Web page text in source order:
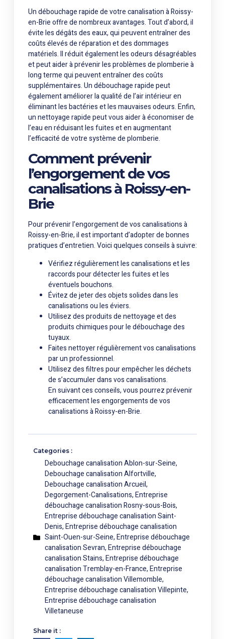
Un débouchage rapide de votre canalisation à Roissy-
en-Brie offre de nombreux avantages. Tout d’abord, il
évite les dégâts des eaux, qui peuvent entraîner des
coûts élevés de réparation et des dommages
matériels. Il réduit également les odeurs désagréables
et peut aider à prévenir les problèmes de plomberie à
long terme qui peuvent entraîner des coûts
supplémentaires. Un débouchage rapide peut
également améliorer la qualité de l’air intérieur en
éliminant les bactéries et les mauvaises odeurs. Enfin,
un nettoyage rapide peut vous aider à économiser de
l’eau en réduisant les fuites et en augmentant
l’efficacité de votre système de plomberie.
Comment prévenir
l’engorgement de vos
canalisations à Roissy-en-
Brie
Pour prévenir l’engorgement de vos canalisations à
Roissy-en-Brie, il est important d’adopter de bonnes
pratiques d’entretien. Voici quelques conseils à suivre:
Vérifiez régulièrement les canalisations et les
raccords pour détecter les fuites et les
éventuels bouchons.
Évitez de jeter des objets solides dans les
canalisations ou les éviers.
Utilisez des produits de nettoyage et des
produits chimiques pour le débouchage des
tuyaux.
Faites nettoyer régulièrement vos canalisations
par un professionnel.
Utilisez des filtres pour empêcher les déchets
de s’accumuler dans vos canalisations.
En suivant ces conseils, vous pourrez prévenir
efficacement les engorgements de vos
canalisations à Roissy-en-Brie.
Categories :
Debouchage canalisation Ablon-sur-Seine,
Debouchage canalisation Alfortville,
Debouchage canalisation Arcueil,
Degorgement-Canalisations,Entreprise
débouchage canalisation Rosny-sous-Bois,
Entreprise débouchage canalisation Saint-
Denis,Entreprise débouchage canalisation
Saint-Ouen-sur-Seine,Entreprise débouchage
canalisation Sevran,Entreprise débouchage
canalisation Stains,Entreprise débouchage
canalisation Tremblay-en-France,Entreprise
débouchage canalisation Villemomble,
Entreprise débouchage canalisation Villepinte,
Entreprise débouchage canalisation
Villetaneuse
Share it :